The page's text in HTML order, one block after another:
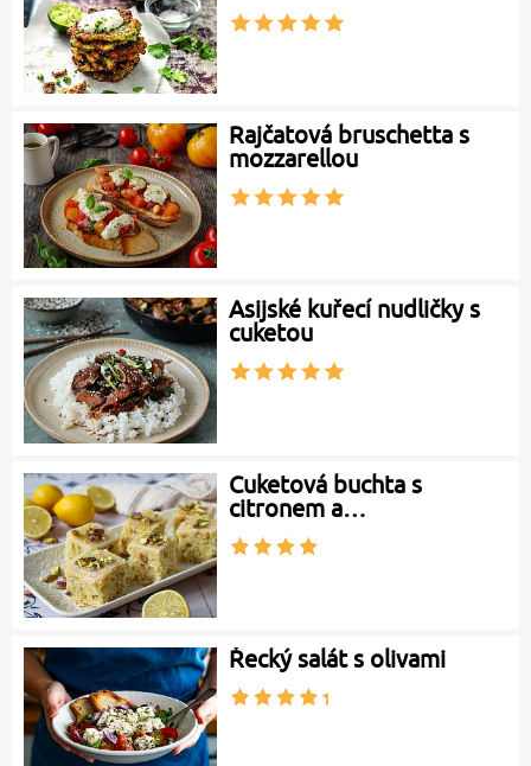
Rajčatová bruschetta s
mozzarellou
Asijské kuřecí nudličky s
cuketou
Cuketová buchta s
citronem a…
Řecký salát s olivami